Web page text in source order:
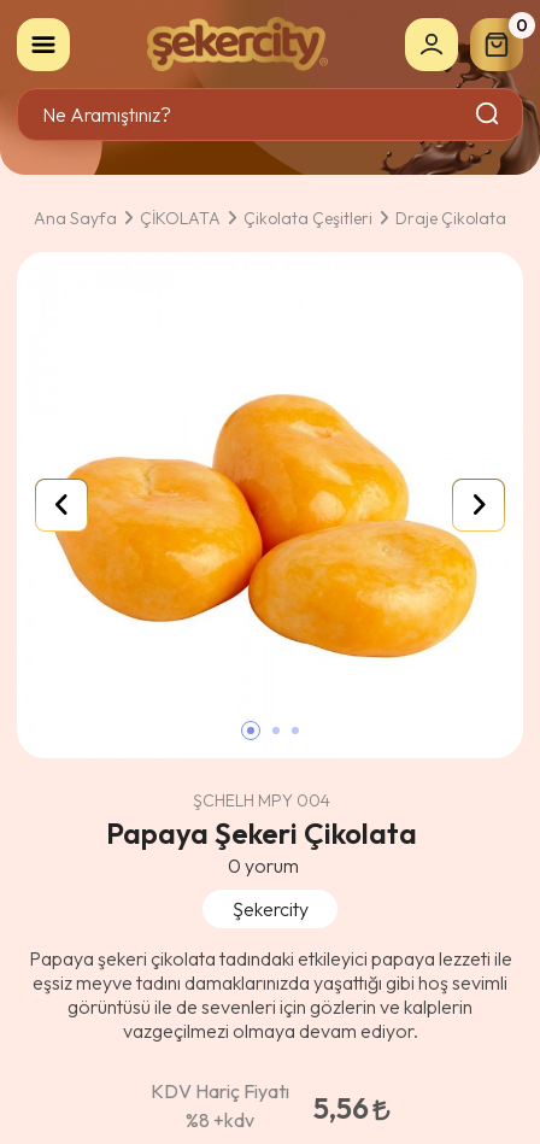
0
Ana Sayfa ÇİKOLATA Çikolata Çeşitleri Draje Çikolata
ŞCHELH MPY 004
Papaya Şekeri Çikolata
0 yorum
Şekercity
Papaya şekeri çikolata tadındaki etkileyici papaya lezzeti ile
eşsiz meyve tadını damaklarınızda yaşattığı gibi hoş sevimli
görüntüsü ile de sevenleri için gözlerin ve kalplerin
vazgeçilmezi olmaya devam ediyor.
KDV Hariç Fiyatı
%8 +kdv
5,56